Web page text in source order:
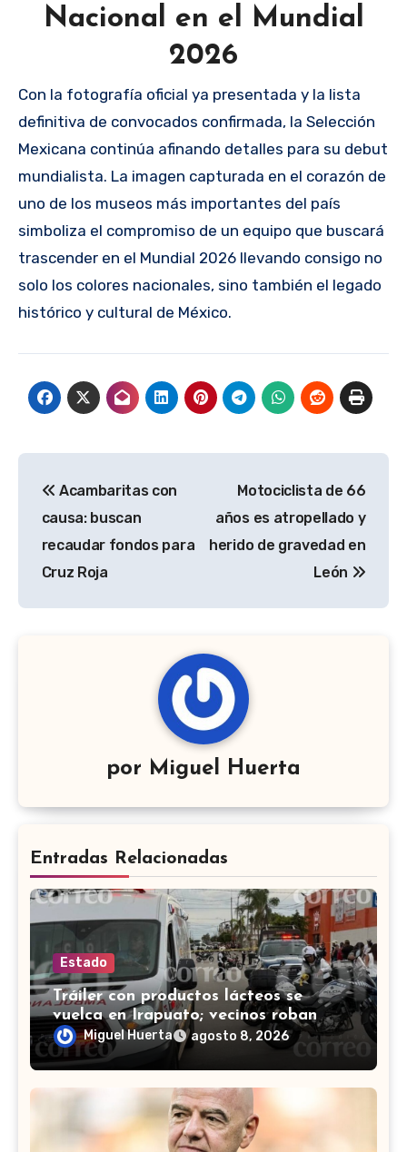
Nacional en el Mundial
2026
Con la fotografía oficial ya presentada y la lista
definitiva de convocados confirmada, la Selección
Mexicana continúa afinando detalles para su debut
mundialista. La imagen capturada en el corazón de
uno de los museos más importantes del país
simboliza el compromiso de un equipo que buscará
trascender en el Mundial 2026 llevando consigo no
solo los colores nacionales, sino también el legado
histórico y cultural de México.
de
entradas
Acambaritas con
causa: buscan
recaudar fondos para
Cruz Roja
Motociclista de 66
años es atropellado y
herido de gravedad en
León
por Miguel Huerta
Entradas Relacionadas
Estado
Tráiler con productos lácteos se
vuelca en Irapuato; vecinos roban
carga en lugar de auxiliar a heridos
Miguel Huerta agosto 8, 2026